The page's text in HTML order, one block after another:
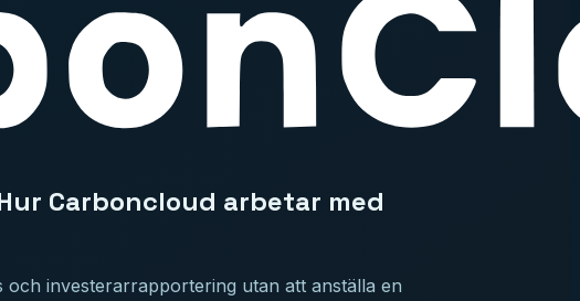
Carboncloud arbetar med
investerarrapportering utan att anställa en